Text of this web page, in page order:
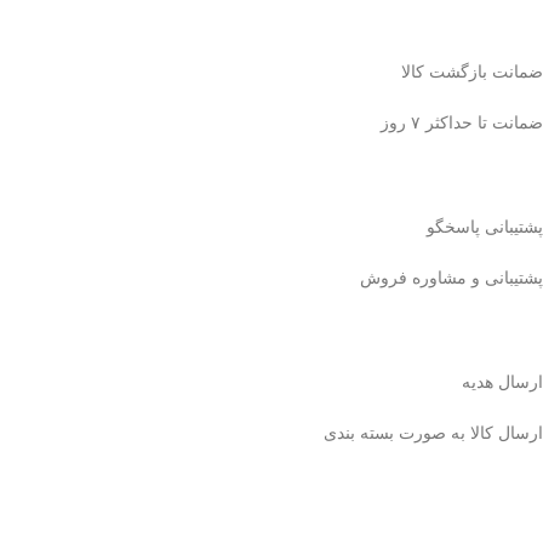
ضمانت بازگشت کالا
ضمانت تا حداکثر ۷ روز
پشتیبانی پاسخگو
پشتیبانی و مشاوره فروش
ارسال هدیه
ارسال کالا به صورت بسته بندی